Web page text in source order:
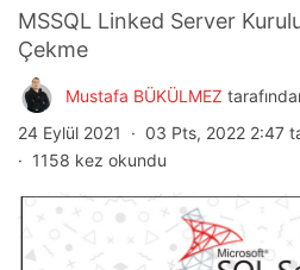
MSSQL Linked Server
Çekme
Mustafa BÜKÜLMEZ
24 Eylül 2021
03 Pts, 2022 2:47
1158 kez okundu